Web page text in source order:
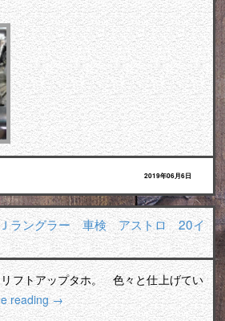
2019年06月6日
ラングラー 車検 アストロ 20イ
フトアップタホ。 色々と仕上げてい
reading→